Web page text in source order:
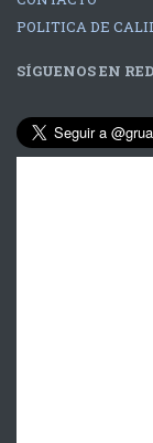
POLITICA DE
SÍGUENOS EN